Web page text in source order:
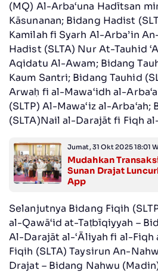
(MQ) Al-Arba‘una Hadītsan
Kāsunanan; Bidang Hadist
Kamilah fi Syarh Al-Arba’in
Hadist (SLTA) Nur At-Tauhid
Aqidatu Al-Awam; Bidang
Kaum Santri; Bidang Tauhid
Arwaḥ fi al-Mawa‘idh al-
(SLTP) Al-Mawa‘iz al-Arba‘ah;
(SLTA)Nail al-Darajāt fi Fiqh
Jumat, 31 Okt 2025 18:01
Mudahkan
Sunan Drajat
App
Selanjutnya Bidang Fiqih
al-Qawā‘id at-Taṭbīqiyyah –
Al-Darajāt al-‘Āliyah fi al-Fiqh
Fiqih (SLTA) Taysirun An-
Drajat – Bidang Nahwu